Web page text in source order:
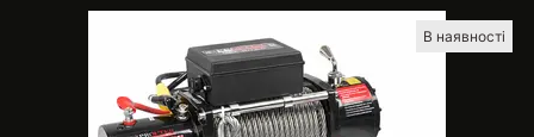
В наявності